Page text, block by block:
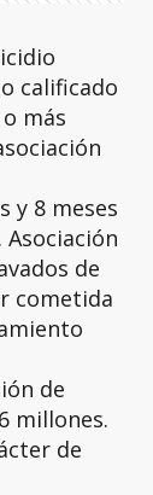
calificado
más
y 8 meses
Asociación
de
cometida
de
millones.
de